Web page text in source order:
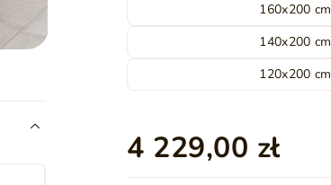
160x200 cm
140x200 cm
120x200 cm
4 229,00 zł